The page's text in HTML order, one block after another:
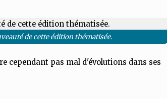
de cette édition thématisée.
cependant pas mal d'évolutions dans ses